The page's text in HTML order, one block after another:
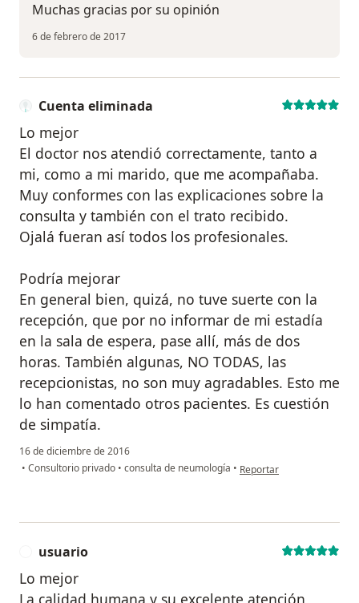
Muchas gracias por su opinión
6 de febrero de 2017
Cuenta eliminada
Lo mejor
El doctor nos atendió correctamente, tanto a
mi, como a mi marido, que me acompañaba.
Muy conformes con las explicaciones sobre la
consulta y también con el trato recibido.
Ojalá fueran así todos los profesionales.
Podría mejorar
En general bien, quizá, no tuve suerte con la
recepción, que por no informar de mi estadía
en la sala de espera, pase allí, más de dos
horas. También algunas, NO TODAS, las
recepcionistas, no son muy agradables. Esto me
lo han comentado otros pacientes. Es cuestión
de simpatía.
16 de diciembre de 2016
• Consultorio privado • consulta de neumología • en opinión del usuario
Reportar
usuario
Lo mejor
La calidad humana y su excelente atención